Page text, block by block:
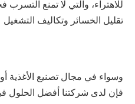
للاهتراء، والتي لا تمنع
تقليل الخسائر وتكاليف التشغيل
وسواء في مجال تصنيع الأغذية
فإن لدى شركتنا أفضل الحلول